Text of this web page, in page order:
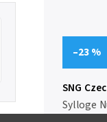
–23 %
SNG
and India
Sylloge